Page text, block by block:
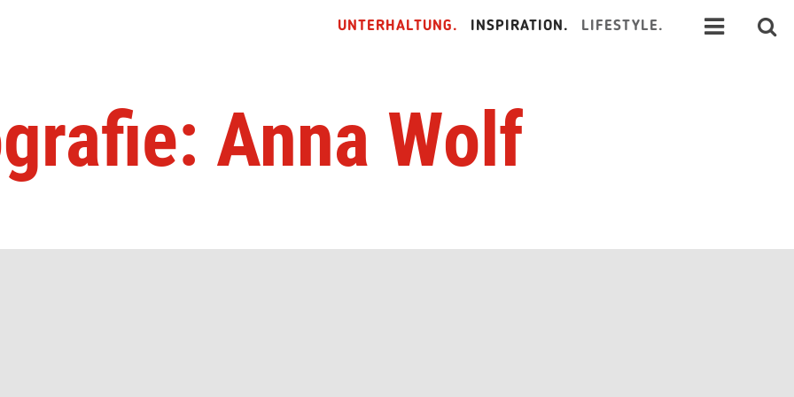
UNTERHALTUNG. INSPIRATION. LIFESTYLE.
Anna Wolf